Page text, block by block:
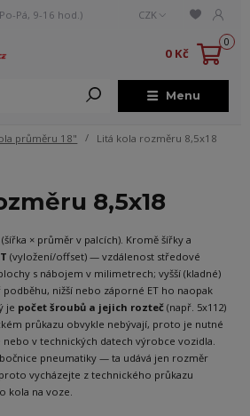
Menu
CZK
Pá, 9-16 hod.)
0
0 Kč
průměru 18" Litá kola rozměru 8,5x18
8,5x18
× průměr v palcích). Kromě šířky a
(vyložení/offset) — vzdálenost středové
s nábojem v milimetrech; vyšší (kladné)
nižší nebo záporné ET ho naopak
je počet šroubů a jejich rozteč(např. 5x112)
průkazu obvykle nebývají, proto je nutné
v technických datech výrobce vozidla.
pneumatiky — ta udává jen rozměr
vycházejte z technického průkazu
kola na voze.